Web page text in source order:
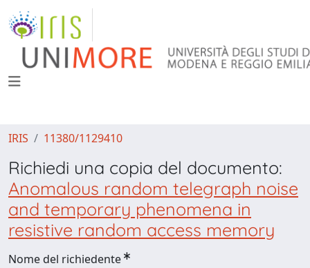
IRIS 11380/1129410
Richiedi una copia del documento:
Anomalous random telegraph noise
and temporary phenomena in
resistive random access memory
Nome del richiedente